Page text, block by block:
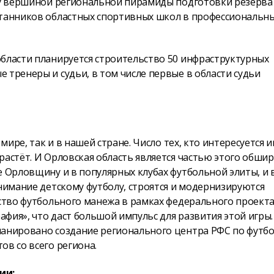
областных спортивных школ в
планируется строительство 50 инфраструктурных
и судьи, в том числе первые в области судьи
так и в нашей стране. Число тех, кто интересуется
И Орловская область является частью этого
и в популярных клубах футбольной элиты, и
детскому футболу, строятся и модернизируются
футбольного манежа в рамках федерального
что даст большой импульс для развития этой
создание регионального центра РФС по
со всего региона.